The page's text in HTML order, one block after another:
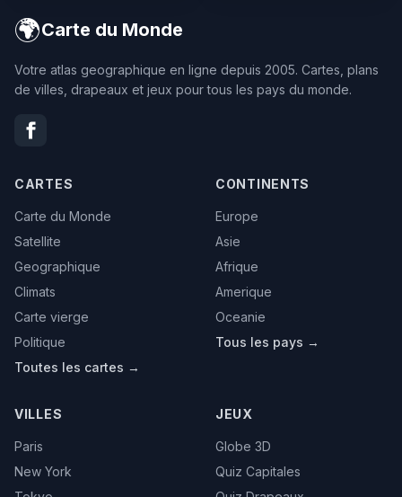
🌍Carte du Monde
Votre atlas geographique en ligne depuis 2005. Cartes, plans
de villes, drapeaux et jeux pour tous les pays du monde.
CARTES
Carte du Monde
Satellite
Geographique
Climats
Carte vierge
Politique
Toutes les cartes →
CONTINENTS
Europe
Asie
Afrique
Amerique
Oceanie
Tous les pays →
VILLES
Paris
New York
JEUX
Globe 3D
Quiz Capitales